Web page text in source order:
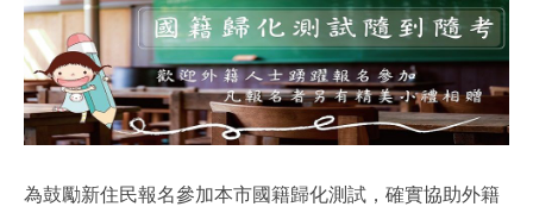
為鼓勵新住民報名參加本市國籍歸化測試，確實協助外籍